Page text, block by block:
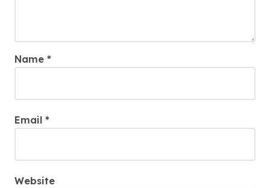
Name *
Email *
Website